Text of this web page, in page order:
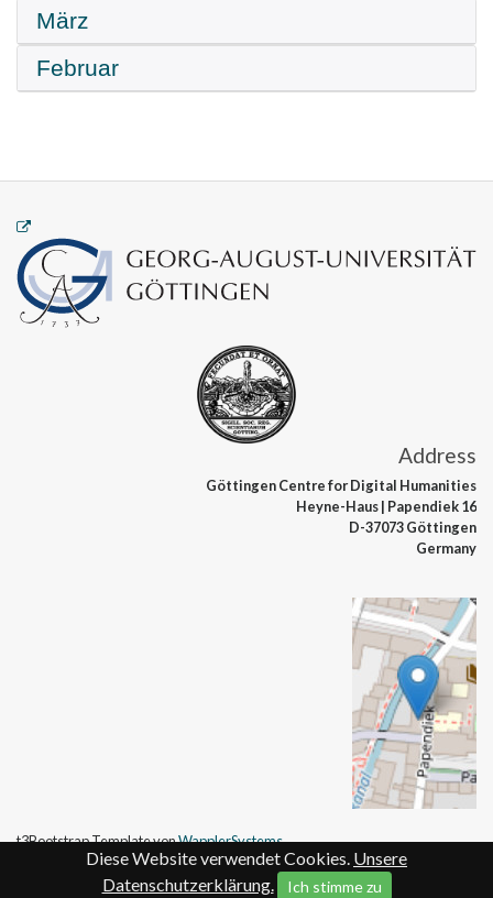
März
Februar
Address
Göttingen Centrefor Digital Humanities
Heyne-Haus| Papendiek 16
D-37073 Göttingen
Germany
t3Bootstrap Template vonWapplerSystems
Contact
Diese Website verwendet Cookies. Unsere
Datenschutzerklärung.
Ich stimme zu